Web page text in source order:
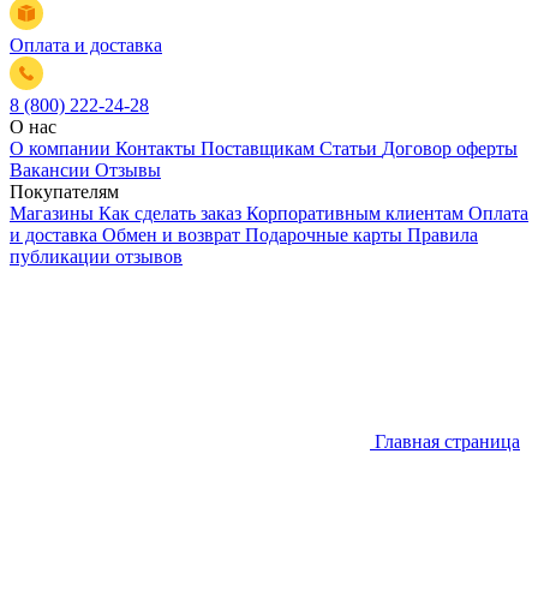
Оплата и доставка
8 (800) 222-24-28
О нас
О компании Контакты Поставщикам Статьи Договор оферты
Вакансии Отзывы
Покупателям
Магазины Как сделать заказ Корпоративным клиентам Оплата
и доставка Обмен и возврат Подарочные карты Правила
публикации отзывов
Главная страница